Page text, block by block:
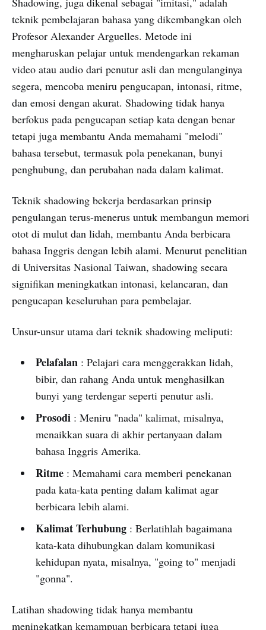
teknik pembelajaran bahasa yang dikembangkan oleh
Profesor Alexander Arguelles. Metode ini
mengharuskan pelajar untuk mendengarkan rekaman
video atau audio dari penutur asli dan mengulanginya
segera, mencoba meniru pengucapan, intonasi, ritme,
dan emosi dengan akurat. Shadowing tidak hanya
berfokus pada pengucapan setiap kata dengan benar
tetapi juga membantu Anda memahami "melodi"
bahasa tersebut, termasuk pola penekanan, bunyi
penghubung, dan perubahan nada dalam kalimat.
Teknik shadowing bekerja berdasarkan prinsip
pengulangan terus-menerus untuk membangun memori
otot di mulut dan lidah, membantu Anda berbicara
bahasa Inggris dengan lebih alami. Menurut penelitian
di Universitas Nasional Taiwan, shadowing secara
signifikan meningkatkan intonasi, kelancaran, dan
pengucapan keseluruhan para pembelajar.
Unsur-unsur utama dari teknik shadowing meliputi:
Pelafalan : Pelajari cara menggerakkan lidah,
bibir, dan rahang Anda untuk menghasilkan
bunyi yang terdengar seperti penutur asli.
Prosodi : Meniru "nada" kalimat, misalnya,
menaikkan suara di akhir pertanyaan dalam
bahasa Inggris Amerika.
Ritme: Memahami cara memberi penekanan
pada kata-kata penting dalam kalimat agar
berbicara lebih alami.
Kalimat Terhubung: Berlatihlah bagaimana
kata-kata dihubungkan dalam komunikasi
kehidupan nyata, misalnya, "going to" menjadi
"gonna".
Latihan shadowing tidak hanya membantu
meningkatkan kemampuan berbicara tetapi juga